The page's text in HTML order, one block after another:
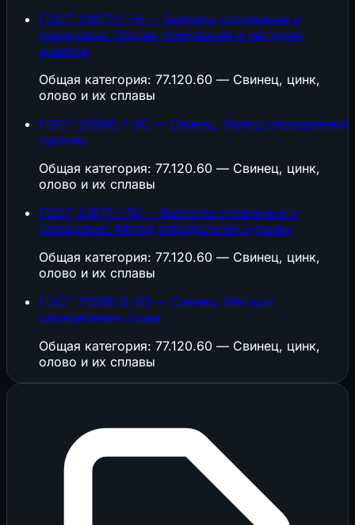
ГОСТ 21877.0-76 — Баббиты оловянные и
свинцовые. Общие требования к методам
анализа
Общая категория: 77.120.60 — Свинец, цинк,
олово и их сплавы
ГОСТ 20580.7-80 — Свинец. Метод определения
сурьмы
Общая категория: 77.120.60 — Свинец, цинк,
олово и их сплавы
ГОСТ 21877.1-76 — Баббиты оловянные и
свинцовые. Метод определения сурьмы
Общая категория: 77.120.60 — Свинец, цинк,
олово и их сплавы
ГОСТ 20580.6-80 — Свинец. Методы
определения олова
Общая категория: 77.120.60 — Свинец, цинк,
олово и их сплавы